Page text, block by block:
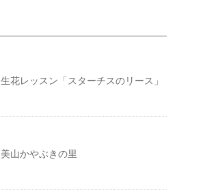
生花レッスン「スターチスのリース」
美山かやぶきの里